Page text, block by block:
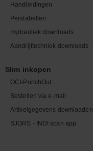
Handleidingen
Perstabellen
Hydrauliek downloads
Aandrijftechniek downloads
Slim inkopen
OCI-PunchOut
Bestellen via e-mail
Artikelgegevens downloaden
SJORS - INDI scan app